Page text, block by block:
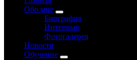
Обо мне
Биография
Интервью
Фотогалерея
Новости
Обучение